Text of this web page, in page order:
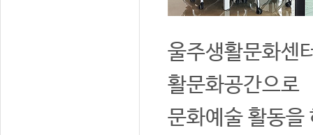
울주생활문화센
활문화공간으로
문화예술 활동을